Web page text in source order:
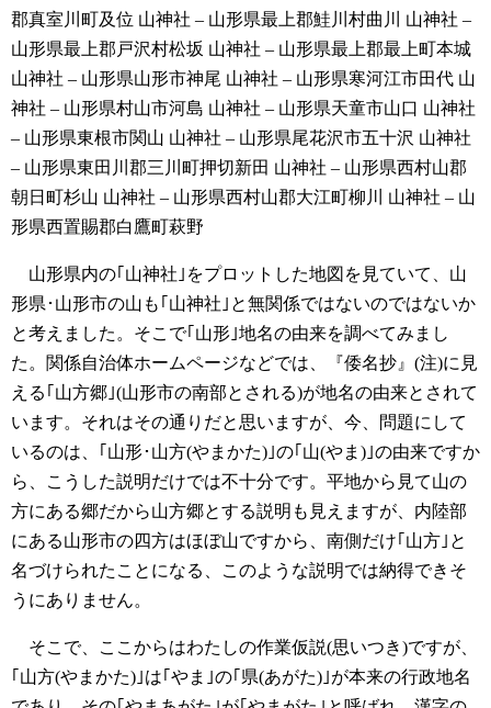
郡真室川町及位 山神社 – 山形県最上郡鮭川村曲川
山神社 –
山形県最上郡戸沢村松坂 山神社 – 山形県最上郡最上町本城
山神社 – 山形県山形市神尾 山神社 – 山形県寒河江市田代 山
神社 – 山形県村山市河島 山神社 – 山形県天童市山口 山神社
– 山形県東根市関山 山神社 – 山形県尾花沢市五十沢 山神社
– 山形県東田川郡三川町押切新田 山神社 – 山形県西村山郡
朝日町杉山 山神社 – 山形県西村山郡大江町柳川
山神社 – 山
形県西置賜郡白鷹町萩野
山形県内の｢山神社｣をプロットした地図を見ていて、山
形県･山形市の山も｢山神社｣と無関係ではないのではないか
と考えました。そこで｢山形｣地名の由来を調べてみまし
た。関係自治体ホームページなどでは、『倭名抄』(注)に見
える｢山方郷｣(山形市の南部とされる)が地名の由来とされて
います。それはその通りだと思いますが、今、問題にして
いるのは、｢山形･山方(やまかた)｣の｢山(やま)｣の由来ですか
ら、こうした説明だけでは不十分です。平地から見て山の
方にある郷だから山方郷とする説明も見えますが、内陸部
にある山形市の四方はほぼ山ですから、南側だけ｢山方｣と
名づけられたことになる、このような説明では納得できそ
うにありません。
そこで、ここからはわたしの作業仮説(思いつき)ですが、
｢山方(やまかた)｣は｢やま｣の｢県(あがた)｣が本来の行政地名